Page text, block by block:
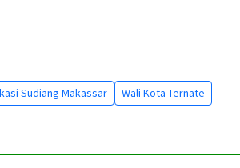
Sudiang Makassar Wali Kota Ternate